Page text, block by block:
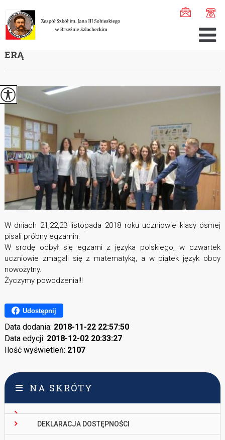
> Próbny ...
PRÓBNY EGZAMIN ÓSMOKLASISTY Z ,,NOWĄ
ERĄ
W dniach 21,22,23 listopada 2018 roku uczniowie klasy ósmej
pisali próbny egzamin.
W srodę odbył się egzami z języka polskiego, w czwartek
uczniowie zmagali się z matematyką, a w piątek język obcy
nowożytny.
Życzymy powodzenia!!!
Udostępnij
Data dodania: 2018-11-22 22:57:50
Data edycji: 2018-12-02 20:33:27
Ilość wyświetleń: 2107
NA SKRÓTY
DEKLARACJA DOSTĘPNOŚCI